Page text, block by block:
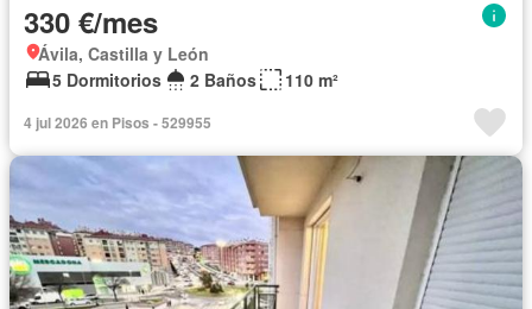
330 €/mes
Ávila, Castilla y León
5 Dormitorios
2 Baños 110 m²
4 jul 2026 en Pisos - 529955